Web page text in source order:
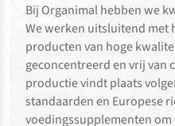
Bij Organimal hebben we
We werken uitsluitend
producten van hoge
geconcentreerd en vrij van
productie vindt plaats
standaarden en Europese
voedingssupplementen